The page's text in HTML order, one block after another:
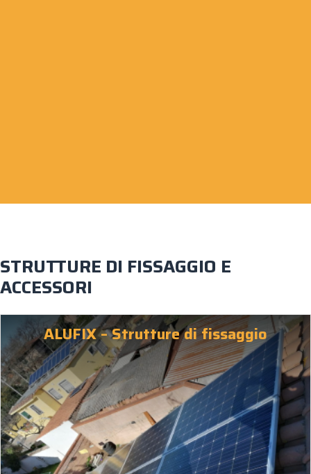
STRUTTURE DI FISSAGGIO E
ACCESSORI
ALUFIX – Strutture di fissaggio